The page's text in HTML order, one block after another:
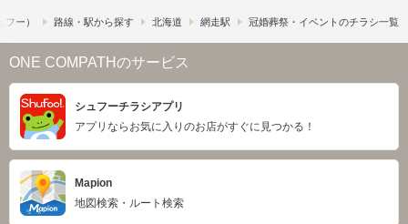
ー） 路線・駅から探す 北海道 網走駅 冠婚葬祭・イベントのチラシ一覧
ONE COMPATHのサービス
シュフーチラシアプリ
アプリならお気に入りのお店がすぐに見つかる！
Mapion
地図検索・ルート検索